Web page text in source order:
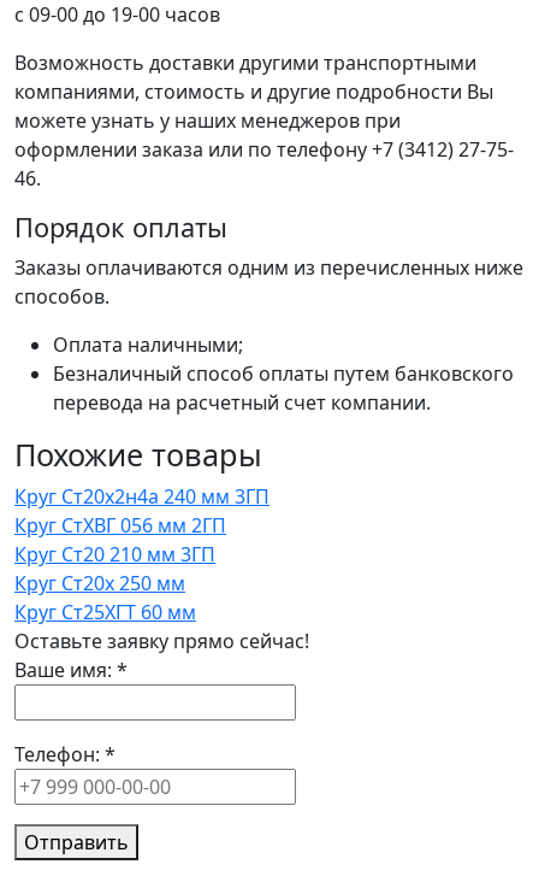
с 09-00 до 19-00 часов
Возможность доставки другими транспортными
компаниями, стоимость и другие подробности Вы
можете узнать у наших менеджеров при
оформлении заказа или по телефону +7 (3412) 27-75-
46.
Порядок оплаты
Заказы оплачиваются одним из перечисленных ниже
способов.
Оплата наличными;
Безналичный способ оплаты путем банковского
перевода на расчетный счет компании.
Похожие товары
Круг Ст20х2н4а 240 мм 3ГП
Круг СтХВГ 056 мм 2ГП
Круг Ст20 210 мм 3ГП
Круг Ст20х 250 мм
Круг Ст25ХГТ 60 мм
Оставьте заявку прямо сейчас!
Ваше имя: *
Телефон: *
Отправить